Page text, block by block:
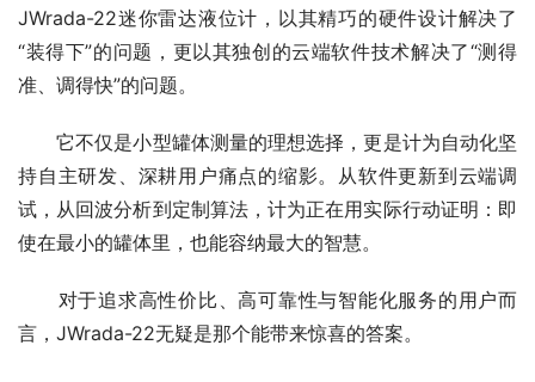
JWrada-22迷你雷达液位计，以其精巧的硬件设计解决了
“装得下”的问题，更以其独创的云端软件技术解决了“测得
准、调得快”的问题。
它不仅是小型罐体测量的理想选择，更是计为自动化坚
持自主研发、深耕用户痛点的缩影。从软件更新到云端调
试，从回波分析到定制算法，计为正在用实际行动证明：即
使在最小的罐体里，也能容纳最大的智慧。
对于追求高性价比、高可靠性与智能化服务的用户而
言，JWrada-22无疑是那个能带来惊喜的答案。